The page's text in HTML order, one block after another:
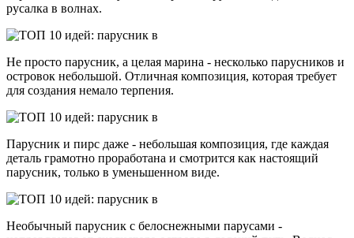
русалка в волнах.
Не просто парусник, а целая марина - несколько парусников и
островок небольшой. Отличная композиция, которая требует
для создания немало терпения.
Парусник и пирс даже - небольшая композиция, где каждая
деталь грамотно проработана и смотрится как настоящий
парусник, только в уменьшенном виде.
Необычный парусник с белоснежными парусами -